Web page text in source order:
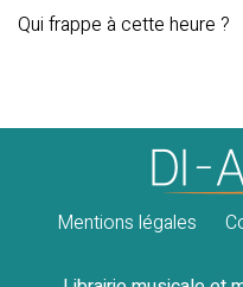
Qui frappe à cette heure ?
Mentions légales